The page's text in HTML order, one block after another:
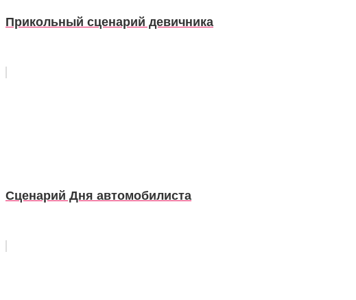
Прикольный сценарий девичника
Сценарий Дня автомобилиста